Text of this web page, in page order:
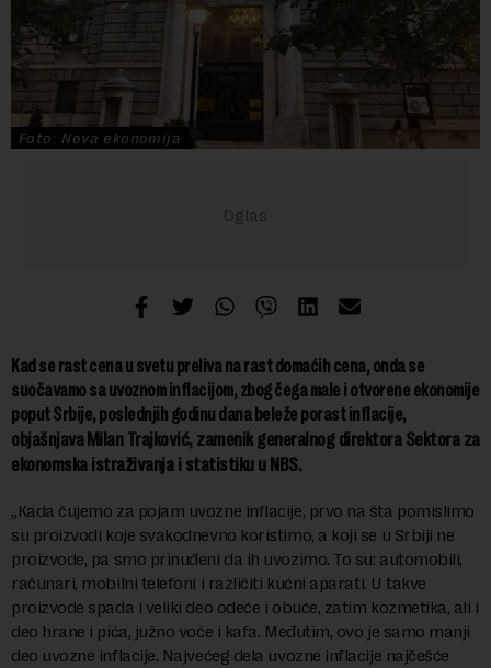
Foto: Nova ekonomija
Kad se rast cena u svetu preliva na rast domaćih cena, onda se
suočavamo sa uvoznom inflacijom, zbog čega male i otvorene ekonomije
poput Srbije, poslednjih godinu dana beleže porast inflacije,
objašnjava Milan Trajković, zamenik generalnog direktora Sektora za
ekonomska istraživanja i statistiku u NBS.
„Kada čujemo za pojam uvozne inflacije, prvo na šta pomislimo
su proizvodi koje svakodnevno koristimo, a koji se u Srbiji ne
proizvode, pa smo prinuđeni da ih uvozimo. To su: automobili,
računari, mobilni telefoni i različiti kućni aparati. U takve
proizvode spada i veliki deo odeće i obuće, zatim kozmetika, ali i
deo hrane i pića, južno voće i kafa. Međutim, ovo je samo manji
deo uvozne inflacije. Najvećeg dela uvozne inflacije najčešće